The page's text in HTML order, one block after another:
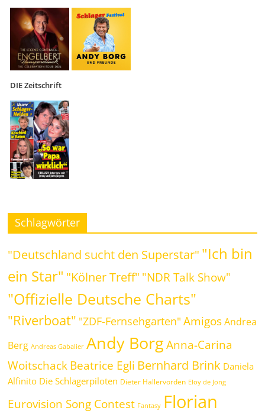
DIE Zeitschrift
Schlagwörter
"Deutschland sucht den Superstar" "Ich bin
ein Star" "Kölner Treff" "NDR Talk Show"
"Offizielle Deutsche Charts"
"Riverboat" "ZDF-Fernsehgarten" Amigos Andrea
Berg Andreas Gabalier Andy Borg Anna-Carina
WoitschackBeatrice Egli Bernhard Brink Daniela
Alfinito Die Schlagerpiloten Dieter Hallervorden Eloy de Jong
Eurovision Song Contest Fantasy Florian